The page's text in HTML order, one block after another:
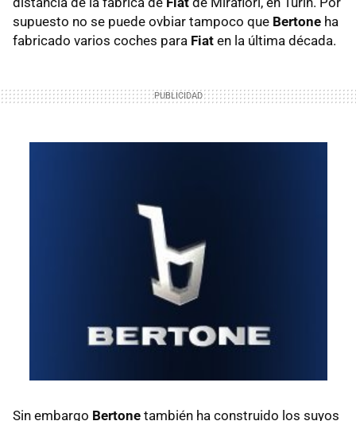
supuesto no se puede ovbiar tampoco que Bertone ha
fabricado varios coches para Fiat en la última década.
Sin embargo Bertone también ha construido los suyos